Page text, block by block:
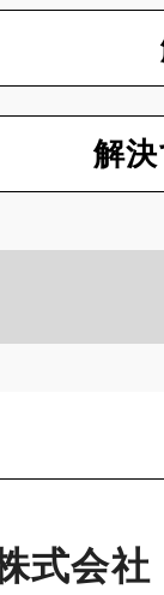
解
式会